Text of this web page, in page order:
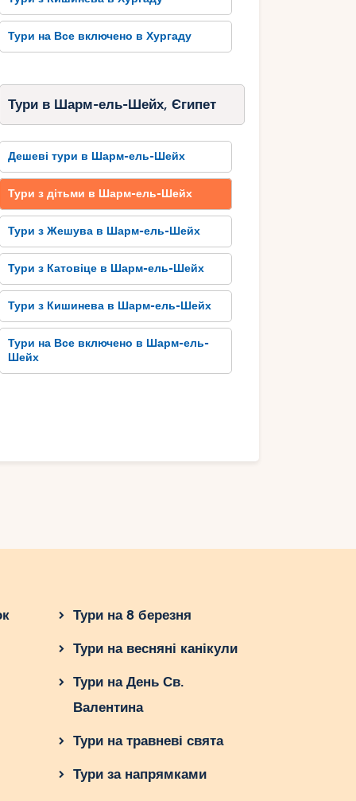
Тури на Все включено в Хургаду
Тури в Шарм-ель-Шейх, Єгипет
Дешеві тури в Шарм-ель-Шейх
Тури з дітьми в Шарм-ель-Шейх
Тури з Жешува в Шарм-ель-Шейх
Тури з Катовіце в Шарм-ель-Шейх
Тури з Кишинева в Шарм-ель-Шейх
Тури на Все включено в Шарм-ель-
Шейх
Тури на 8 березня
Тури на весняні канікули
Тури на День Св.
Валентина
Тури на травневі свята
Тури за напрямками